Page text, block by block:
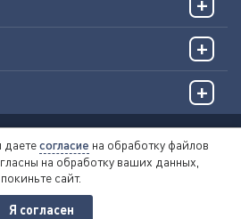
соглашение
оферта
даетесогласие на обработку файлов
на обработку ваших данных,
покиньте сайт.
Я согласен